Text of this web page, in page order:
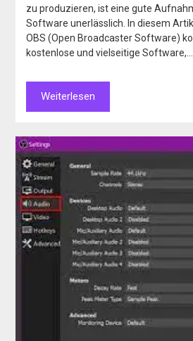
zu produzieren, ist eine gute
Software unerlässlich. In diesem
OBS (Open Broadcaster Software)
kostenlose und vielseitige Software,…
Weiterlesen